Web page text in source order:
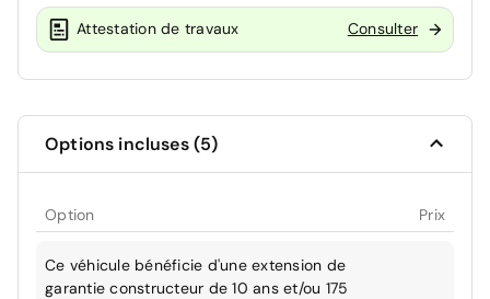
Attestation de travaux Consulter
Options incluses (5)
Option Prix
Ce véhicule bénéficie d'une extension de
garantie constructeur de 10 ans et/ou 175